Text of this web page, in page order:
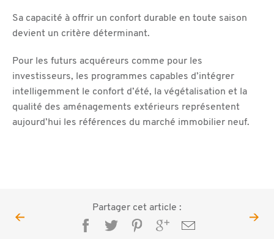
Sa capacité à offrir un confort durable en toute saison
devient un critère déterminant.
Pour les futurs acquéreurs comme pour les
investisseurs, les programmes capables d’intégrer
intelligemment le confort d’été, la végétalisation et la
qualité des aménagements extérieurs représentent
aujourd’hui les références du marché immobilier neuf.
Partager cet article :